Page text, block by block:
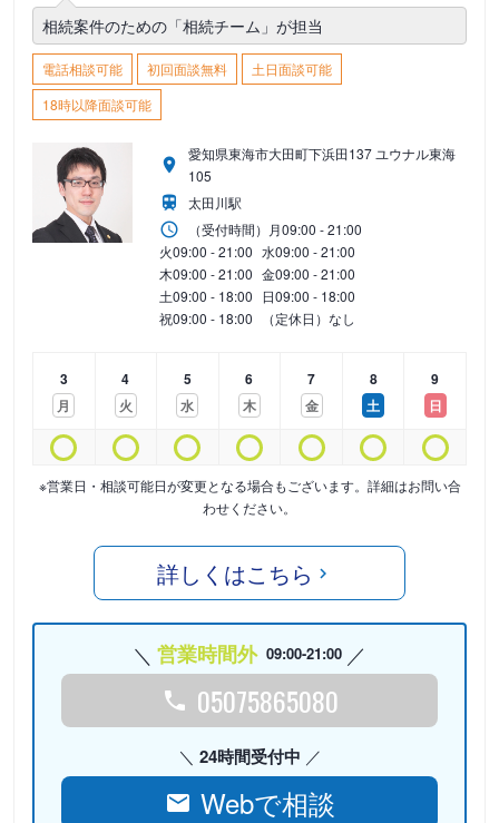
相続案件のための「相続チーム」が担当
電話相談可能 初回面談無料
土日面談可能
18時以降面談可能
愛知県東海市大田町下浜田137 ユウナル東海
105
太田川駅
（受付時間） 月09:00 - 21:00
火09:00 - 21:00 水09:00 - 21:00
木09:00 - 21:00 金09:00 - 21:00
土09:00 - 18:00 日09:00 - 18:00
祝09:00 - 18:00 （定休日）なし
3
月
4
火
5
水
6
木
7
金
8
土
9
日
※営業日・相談可能日が変更となる場合もございます。詳細はお問い合
わせください。
詳しくはこちら
営業時間外 09:00-21:00
05075865080
24時間受付中
Webで相談